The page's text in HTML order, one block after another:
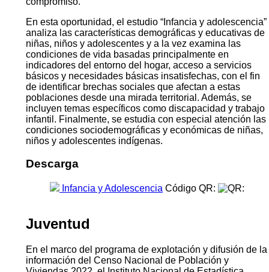
En esta oportunidad, el estudio “Infancia y adolescencia”
analiza las características demográficas y educativas de
niñas, niños y adolescentes y a la vez examina las
condiciones de vida basadas principalmente en
indicadores del entorno del hogar, acceso a servicios
básicos y necesidades básicas insatisfechas, con el fin
de identificar brechas sociales que afectan a estas
poblaciones desde una mirada territorial. Además, se
incluyen temas específicos como discapacidad y trabajo
infantil. Finalmente, se estudia con especial atención las
condiciones sociodemográficas y económicas de niñas,
niños y adolescentes indígenas.
Descarga
Infancia y Adolescencia Código QR:
Juventud
En el marco del programa de explotación y difusión de la
información del Censo Nacional de Población y